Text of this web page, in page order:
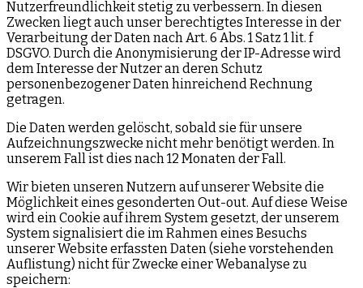
Nutzerfreundlichkeit stetig zu verbessern. In diesen
Zwecken liegt auch unser berechtigtes Interesse in der
Verarbeitung der Daten nach Art. 6 Abs. 1 Satz 1 lit. f
DSGVO. Durch die Anonymisierung der IP-Adresse wird
dem Interesse der Nutzer an deren Schutz
personenbezogener Daten hinreichend Rechnung
getragen.
Die Daten werden gelöscht, sobald sie für unsere
Aufzeichnungszwecke nicht mehr benötigt werden. In
unserem Fall ist dies nach 12 Monaten der Fall.
Wir bieten unseren Nutzern auf unserer Website die
Möglichkeit eines gesonderten Out-out. Auf diese Weise
wird ein Cookie auf ihrem System gesetzt, der unserem
System signalisiert die im Rahmen eines Besuchs
unserer Website erfassten Daten (siehe vorstehenden
Auflistung) nicht für Zwecke einer Webanalyse zu
speichern: